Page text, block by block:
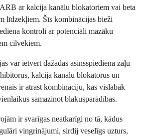
ar kalcija kanālu blokatoriem vai beta
līdzekļiem. Šīs kombinācijas bieži
kontroli ar potenciāli mazāku
cilvēkiem.
var ietvert dažādas asinsspiediena zāļu
kalcija kanālu blokatorus un
ir atrast kombināciju, kas vislabāk
samazinot blakusparādības.
ir svarīgas neatkarīgi no tā, kādus
vingrinājumi, sirdij veselīgs uzturs,